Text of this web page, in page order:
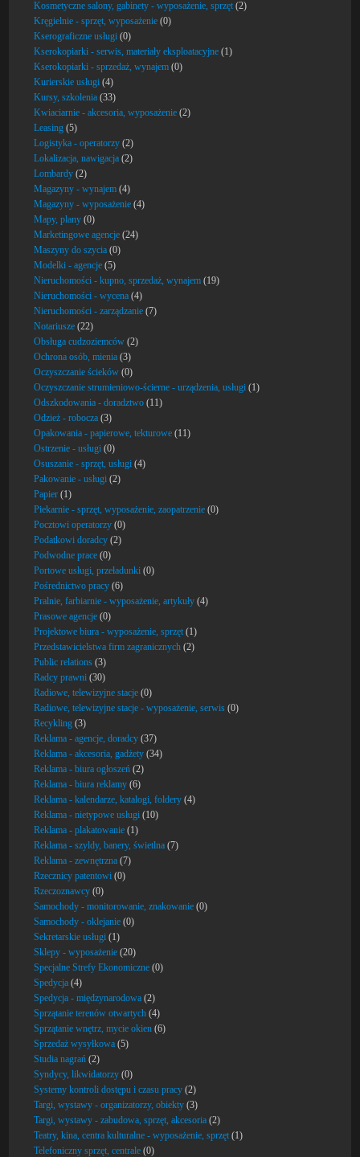
Kosmetyczne salony, gabinety - wyposażenie, sprzęt (2)
Kręgielnie - sprzęt, wyposażenie (0)
Kserograficzne usługi (0)
Kserokopiarki - serwis, materiały eksploatacyjne (1)
Kserokopiarki - sprzedaż, wynajem (0)
Kurierskie usługi (4)
Kursy, szkolenia (33)
Kwiaciarnie - akcesoria, wyposażenie (2)
Leasing (5)
Logistyka - operatorzy (2)
Lokalizacja, nawigacja (2)
Lombardy (2)
Magazyny - wynajem (4)
Magazyny - wyposażenie (4)
Mapy, plany (0)
Marketingowe agencje (24)
Maszyny do szycia (0)
Modelki - agencje (5)
Nieruchomości - kupno, sprzedaż, wynajem (19)
Nieruchomości - wycena (4)
Nieruchomości - zarządzanie (7)
Notariusze (22)
Obsługa cudzoziemców (2)
Ochrona osób, mienia (3)
Oczyszczanie ścieków (0)
Oczyszczanie strumieniowo-ścierne - urządzenia, usługi (1)
Odszkodowania - doradztwo (11)
Odzież - robocza (3)
Opakowania - papierowe, tekturowe (11)
Ostrzenie - usługi (0)
Osuszanie - sprzęt, usługi (4)
Pakowanie - usługi (2)
Papier (1)
Piekarnie - sprzęt, wyposażenie, zaopatrzenie (0)
Pocztowi operatorzy (0)
Podatkowi doradcy (2)
Podwodne prace (0)
Portowe usługi, przeładunki (0)
Pośrednictwo pracy (6)
Pralnie, farbiarnie - wyposażenie, artykuły (4)
Prasowe agencje (0)
Projektowe biura - wyposażenie, sprzęt (1)
Przedstawicielstwa firm zagranicznych (2)
Public relations (3)
Radcy prawni (30)
Radiowe, telewizyjne stacje (0)
Radiowe, telewizyjne stacje - wyposażenie, serwis (0)
Recykling (3)
Reklama - agencje, doradcy (37)
Reklama - akcesoria, gadżety (34)
Reklama - biura ogłoszeń (2)
Reklama - biura reklamy (6)
Reklama - kalendarze, katalogi, foldery (4)
Reklama - nietypowe usługi (10)
Reklama - plakatowanie (1)
Reklama - szyldy, banery, świetlna (7)
Reklama - zewnętrzna (7)
Rzecznicy patentowi (0)
Rzeczoznawcy (0)
Samochody - monitorowanie, znakowanie (0)
Samochody - oklejanie (0)
Sekretarskie usługi (1)
Sklepy - wyposażenie (20)
Specjalne Strefy Ekonomiczne (0)
Spedycja (4)
Spedycja - międzynarodowa (2)
Sprzątanie terenów otwartych (4)
Sprzątanie wnętrz, mycie okien (6)
Sprzedaż wysyłkowa (5)
Studia nagrań (2)
Syndycy, likwidatorzy (0)
Systemy kontroli dostępu i czasu pracy (2)
Targi, wystawy - organizatorzy, obiekty (3)
Targi, wystawy - zabudowa, sprzęt, akcesoria (2)
Teatry, kina, centra kulturalne - wyposażenie, sprzęt (1)
Telefoniczny sprzęt, centrale (0)